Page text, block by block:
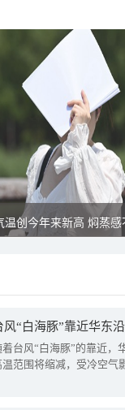
温创今年来新高 焖蒸感
风“白海豚”靠近华东
着台风“白海豚”的靠近，
温范围将缩减，受冷空气